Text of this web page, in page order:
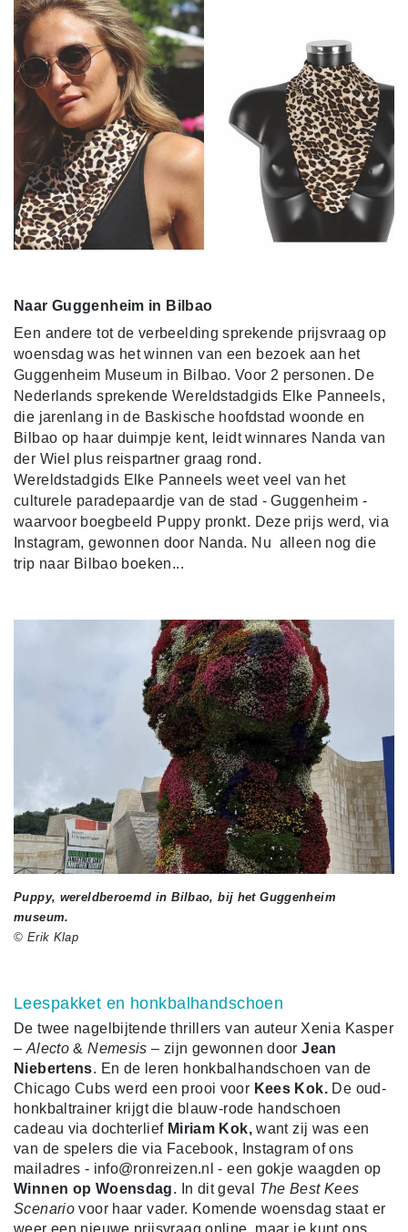
Naar Guggenheim in Bilbao
Een andere tot de verbeelding sprekende prijsvraag op
woensdag was het winnen van een bezoek aan het
Guggenheim Museum in Bilbao. Voor 2 personen. De
Nederlands sprekende Wereldstadgids Elke Panneels,
die jarenlang in de Baskische hoofdstad woonde en
Bilbao op haar duimpje kent, leidt winnares Nanda van
der Wiel plus reispartner graag rond.
Wereldstadgids Elke Panneels weet veel van het
culturele paradepaardje van de stad - Guggenheim -
waarvoor boegbeeld Puppy pronkt. Deze prijs werd, via
Instagram, gewonnen door Nanda. Nu alleen nog die
trip naar Bilbao boeken...
Puppy, wereldberoemd in Bilbao, bij het Guggenheim
museum.
© Erik Klap
Leespakket en honkbalhandschoen
De twee nagelbijtende thrillers van auteur Xenia Kasper
– Alecto &Nemesis– zijn gewonnen doorJean
Niebertens. En de leren honkbalhandschoen van de
Chicago Cubs werd een prooi voor Kees Kok. De oud-
honkbaltrainer krijgt die blauw-rode handschoen
cadeau via dochterlief Miriam Kok,want zij was een
van de spelers die via Facebook, Instagram of ons
mailadres - info@ronreizen.nl - een gokje waagden op
Winnen op Woensdag. In dit geval The Best Kees
Scenario voor haar vader. Komende woensdag staat er
weer een nieuwe prijsvraag online, maar je kunt ons